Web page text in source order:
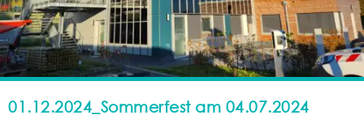
01.12.2024_Sommerfest am 04.07.2024